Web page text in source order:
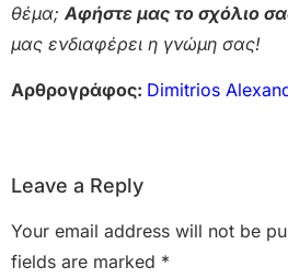
θέμα; Αφήστε μας το σχόλιο
μας ενδιαφέρει η γνώμη σας!
Αρθρογράφος: Dimitrios
Leave a Reply
Your email address will not be
fields are marked *